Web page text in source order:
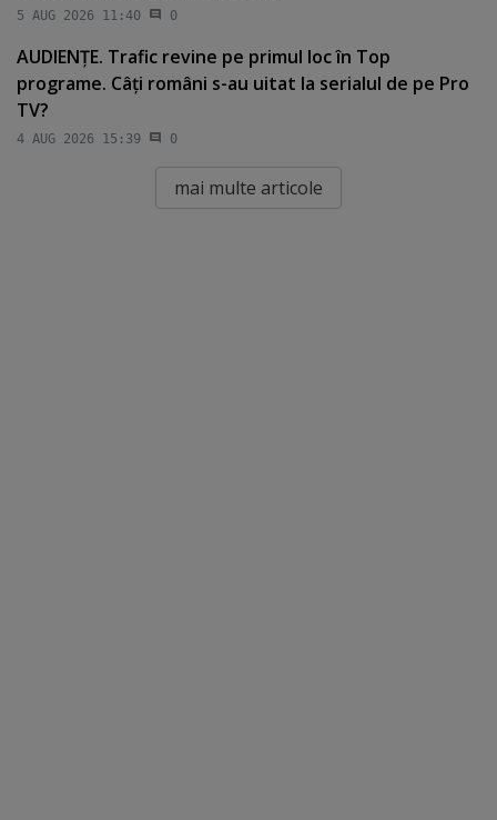
5 AUG 2026 11:40 0
AUDIENŢE. Trafic revine pe primul loc în Top
programe. Câţi români s-au uitat la serialul de pe Pro
TV?
4 AUG 2026 15:39 0
mai multe articole